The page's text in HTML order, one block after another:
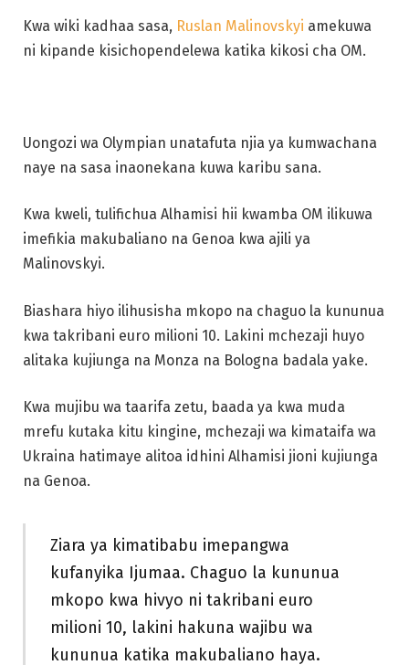
Kwa wiki kadhaa sasa, Ruslan Malinovskyi amekuwa
ni kipande kisichopendelewa katika kikosi cha OM.
Uongozi wa Olympian unatafuta njia ya kumwachana
naye na sasa inaonekana kuwa karibu sana.
Kwa kweli, tulifichua Alhamisi hii kwamba OM ilikuwa
imefikia makubaliano na Genoa kwa ajili ya
Malinovskyi.
Biashara hiyo ilihusisha mkopo na chaguo la kununua
kwa takribani euro milioni 10. Lakini mchezaji huyo
alitaka kujiunga na Monza na Bologna badala yake.
Kwa mujibu wa taarifa zetu, baada ya kwa muda
mrefu kutaka kitu kingine, mchezaji wa kimataifa wa
Ukraina hatimaye alitoa idhini Alhamisi jioni kujiunga
na Genoa.
Ziara ya kimatibabu imepangwa
kufanyika Ijumaa. Chaguo la kununua
mkopo kwa hivyo ni takribani euro
milioni 10, lakini hakuna wajibu wa
kununua katika makubaliano haya.